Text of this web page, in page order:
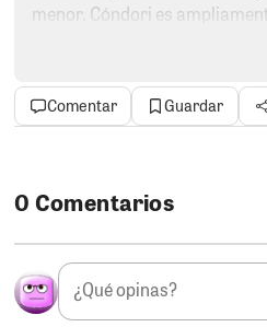
menor. Cóndori es
afición a empinar el codo,
parece reforzar en sus redes
cuenta de Facebook para
publicaciones sobre sus
propuestas y gestión,
convertir un bar en su
político.
SUCEDERÁ TATDE O
Comentar Guardar
0 Comentarios